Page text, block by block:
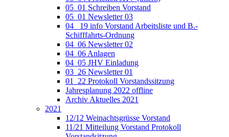
05_01 Schreiben Vorstand
05_01 Newsletter 03
04_ 19 info Vorstand Arbeitsliste und B.-
Schifffahrts-Ordnung
04_06 Newsletter 02
04_06 Anlagen
04_05 JHV Einladung
03_26 Newsletter 01
01_22 Protokoll Vorstandssitzung
Jahresplanung 2022 offline
Archiv Aktuelles 2021
2021
12/12 Weinachtsgrüsse Vorstand
11/21 Mitteilung Vorstand Protokoll